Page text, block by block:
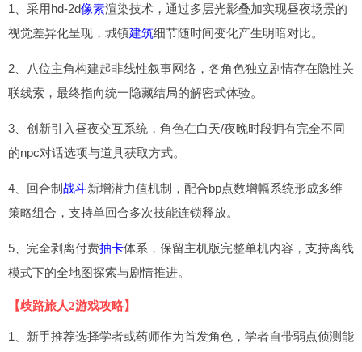
1、采用hd-2d像素渲染技术，通过多层光影叠加实现昼夜场景的
视觉差异化呈现，城镇建筑细节随时间变化产生明暗对比。
2、八位主角构建起非线性叙事网络，各角色独立剧情存在隐性关
联线索，最终指向统一隐藏结局的解密式体验。
3、创新引入昼夜交互系统，角色在白天/夜晚时段拥有完全不同
的npc对话选项与道具获取方式。
4、回合制 战斗新增潜力值机制，配合bp点数增幅系统形成多维
策略组合，支持单回合多次技能连锁释放。
5、完全剥离付费抽卡体系，保留主机版完整单机内容，支持离线
模式下的全地图探索与剧情推进。
【歧路旅人2游戏攻略】
1、新手推荐选择学者或药师作为首发角色，学者自带弱点侦测能